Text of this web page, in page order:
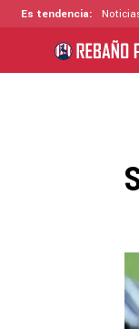
Es tendencia: